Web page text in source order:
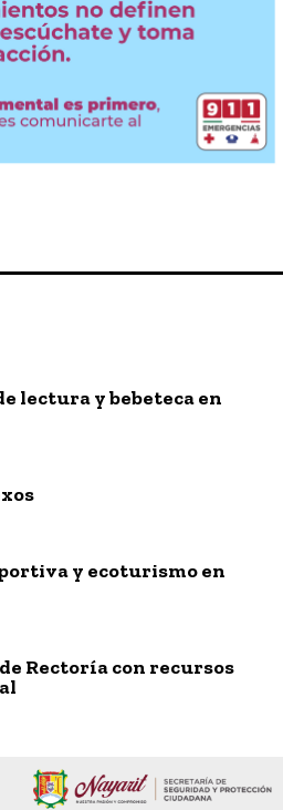
lectura y bebeteca en
y ecoturismo en
Rectoría con recursos